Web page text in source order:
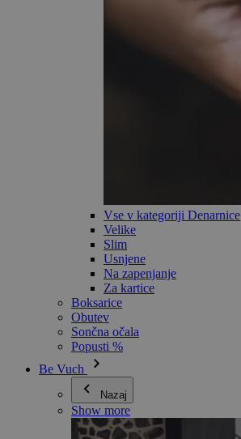
Vse v kategoriji Denarnice
Velike
Slim
Usnjene
Na zapenjanje
Za kartice
Boksarice
Obutev
Sončna očala
Popusti %
Be Vuch
Nazaj
Show more